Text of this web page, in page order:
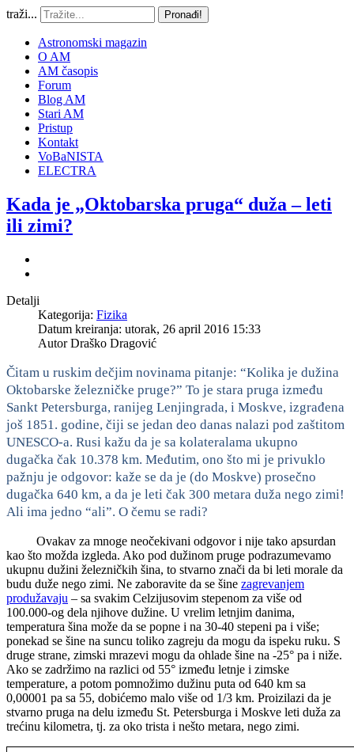
traži... Pronađi!
Astronomski magazin
O AM
AM časopis
Forum
Blog AM
Stari AM
Pristup
Kontakt
VoBaNISTA
ELECTRA
Kada je „Oktobarska pruga“ duža – leti
ili zimi?
Detalji
Kategorija: Fizika
Datum kreiranja: utorak, 26 april 2016 15:33
AutorDraško Dragović
Čitam u ruskim dečjim novinama pitanje: “Kolika je dužina
Oktobarske železničke pruge?” To je stara pruga između
Sankt Petersburga, ranijeg Lenjingrada, i Moskve, izgrađena
još 1851. godine, čiji se jedan deo danas nalazi pod zaštitom
UNESCO-a. Rusi kažu da je sa kolateralama ukupno
dugačka čak 10.378 km. Međutim, ono što mi je privuklo
pažnju je odgovor: kaže se da je (do Moskve) prosečno
dugačka 640 km, a da je leti čak 300 metara duža nego zimi!
Ali ima jedno “ali”. O čemu se radi?
Ovakav za mnoge neočekivani odgovor i nije tako apsurdan
kao što možda izgleda. Ako pod dužinom pruge podrazumevamo
ukupnu dužini železničkih šina, to stvarno znači da bi leti morale da
budu duže nego zimi. Ne zaboravite da se šine zagrevanjem
produžavaju – sa svakim Celzijusovim stepenom za više od
100.000-og dela njihove dužine. U vrelim letnjim danima,
temperatura šina može da se popne i na 30-40 stepeni pa i više;
ponekad se šine na suncu toliko zagreju da mogu da ispeku ruku. S
druge strane, zimski mrazevi mogu da ohlade šine na -25° pa i niže.
Ako se zadržimo na razlici od 55° između letnje i zimske
temperature, a potom pomnožimo dužinu puta od 640 km sa
0,00001 pa sa 55, dobićemo malo više od 1/3 km. Proizilazi da je
stvarno pruga na delu između St. Petersburga i Moskve leti duža za
trećinu kilometra, tj. za oko trista i nešto metara, nego zimi.